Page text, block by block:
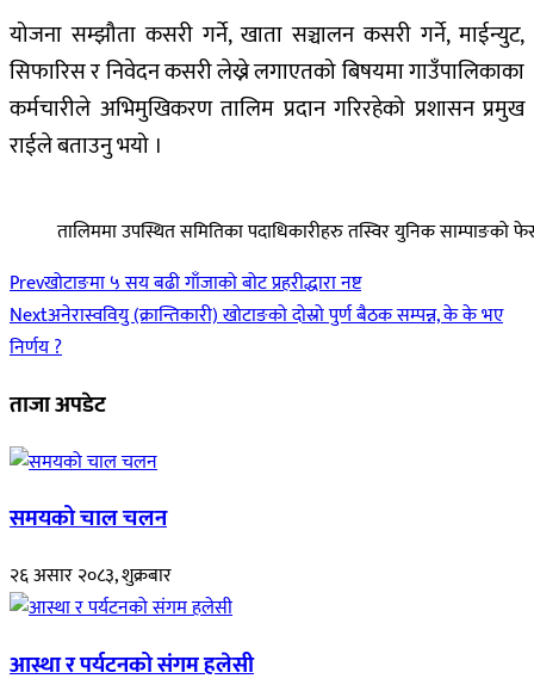
योजना सम्झौता कसरी गर्ने, खाता सञ्चालन कसरी गर्ने, माईन्युट,
सिफारिस र निवेदन कसरी लेख्ने लगाएतको बिषयमा गाउँपालिकाका
कर्मचारीले अभिमुखिकरण तालिम प्रदान गरिरहेको प्रशासन प्रमुख
राईले बताउनु भयो ।
तालिममा उपस्थित समितिका पदाधिकारीहरु तस्विर युनिक साम्पाङको
Prevखोटाङमा ५ सय बढी गाँजाको बोट प्रहरीद्धारा नष्ट
Nextअनेरास्ववियु (क्रान्तिकारी) खोटाङको दोस्रो पुर्ण बैठक सम्पन्न, के के भए
निर्णय ?
ताजा अपडेट
समयको चाल चलन
२६ असार २०८३, शुक्रबार
आस्था र पर्यटनको संगम हलेसी